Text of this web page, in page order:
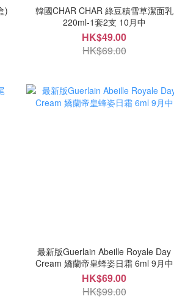
)
韓國CHAR CHAR 綠豆積雪草潔面乳
220ml-1套2支 10月中
HK$49.00
HK$69.00
最新版Guerlain Abeille Royale Day
Cream 嬌蘭帝皇蜂姿日霜 6ml 9月中
HK$69.00
HK$99.00